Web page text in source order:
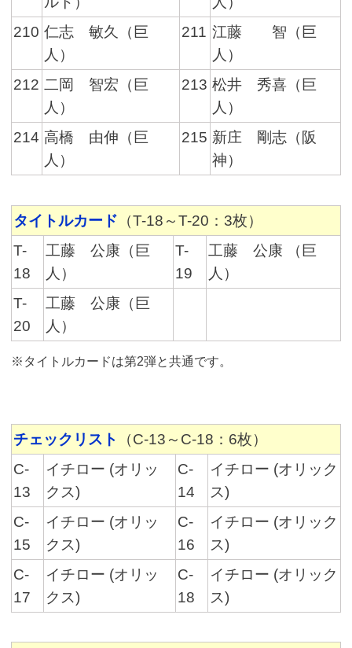
210 仁志 敏久（巨
人）
211 江藤 智（巨
人）
212 二岡 智宏（巨
人）
213 松井 秀喜（巨
人）
214 高橋 由伸（巨
人）
215 新庄 剛志（阪
神）
タイトルカード （T-18～T-20：3枚）
T-
18
工藤 公康（巨
人）
T-
19
工藤 公康 （巨
人）
T-
20
工藤 公康（巨
人）
※タイトルカードは第2弾と共通です。
チェックリスト
（C-13～C-18：6枚）
C-
13
イチロー (オリッ
クス)
C-
14
イチロー (オリック
ス)
C-
15
イチロー (オリッ
クス)
C-
16
イチロー (オリック
ス)
C-
17
イチロー (オリッ
クス)
C-
18
イチロー (オリック
ス)